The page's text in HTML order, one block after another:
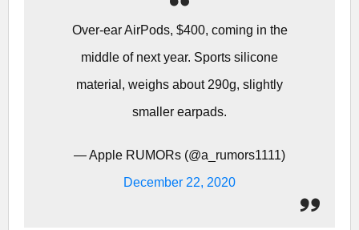
Over-ear AirPods, $400, coming in the
middle of next year. Sports silicone
material, weighs about 290g, slightly
smaller earpads.
— Apple RUMORs (@a_rumors1111)
December 22, 2020